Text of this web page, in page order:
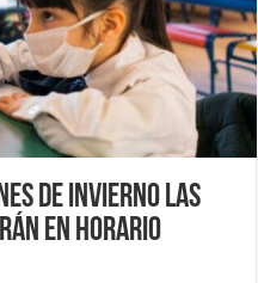
de invierno las
en horario